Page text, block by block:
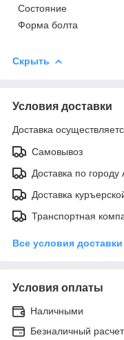
Состояние
Форма болта
Скрыть
Условия доставки
Доставка
Самовывоз
Доставка по
Доставка
Транспортная
Все условия доставки
Условия оплаты
Наличными
Безналичный расчет